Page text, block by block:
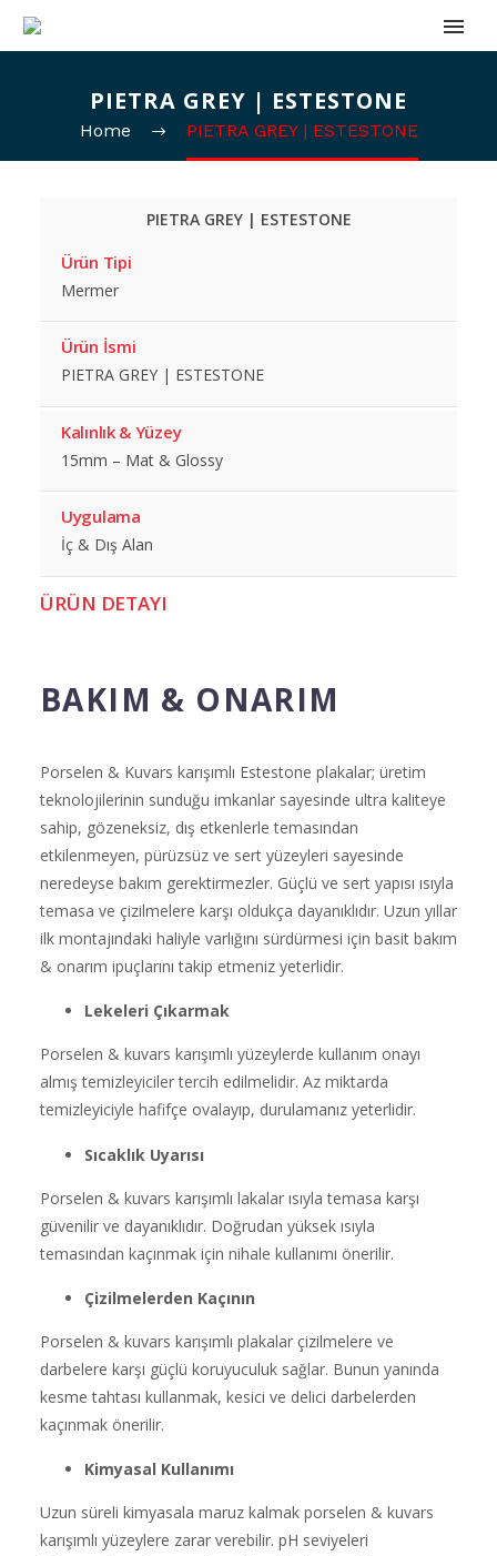
PIETRA GREY | ESTESTONE
Home PIETRA GREY | ESTESTONE
PIETRA GREY | ESTESTONE
Ürün Tipi
Mermer
Ürün İsmi
PIETRA GREY | ESTESTONE
Kalınlık & Yüzey
15mm – Mat & Glossy
Uygulama
İç & Dış Alan
ÜRÜN DETAYI
BAKIM & ONARIM
Porselen & Kuvars karışımlı Estestone plakalar; üretim
teknolojilerinin sunduğu imkanlar sayesinde ultra kaliteye
sahip, gözeneksiz, dış etkenlerle temasından
etkilenmeyen, pürüzsüz ve sert yüzeyleri sayesinde
neredeyse bakım gerektirmezler. Güçlü ve sert yapısı ısıyla
temasa ve çizilmelere karşı oldukça dayanıklıdır. Uzun yıllar
ilk montajındaki haliyle varlığını sürdürmesi için basit bakım
& onarım ipuçlarını takip etmeniz yeterlidir.
Lekeleri Çıkarmak
Porselen & kuvars karışımlı yüzeylerde kullanım onayı
almış temizleyiciler tercih edilmelidir. Az miktarda
temizleyiciyle hafifçe ovalayıp, durulamanız yeterlidir.
Sıcaklık Uyarısı
Porselen & kuvars karışımlı lakalar ısıyla temasa karşı
güvenilir ve dayanıklıdır. Doğrudan yüksek ısıyla
temasından kaçınmak için nihale kullanımı önerilir.
Çizilmelerden Kaçının
Porselen & kuvars karışımlı plakalar çizilmelere ve
darbelere karşı güçlü koruyuculuk sağlar. Bunun yanında
kesme tahtası kullanmak, kesici ve delici darbelerden
kaçınmak önerilir.
Kimyasal Kullanımı
Uzun süreli kimyasala maruz kalmak porselen & kuvars
karışımlı yüzeylere zarar verebilir. pH seviyeleri